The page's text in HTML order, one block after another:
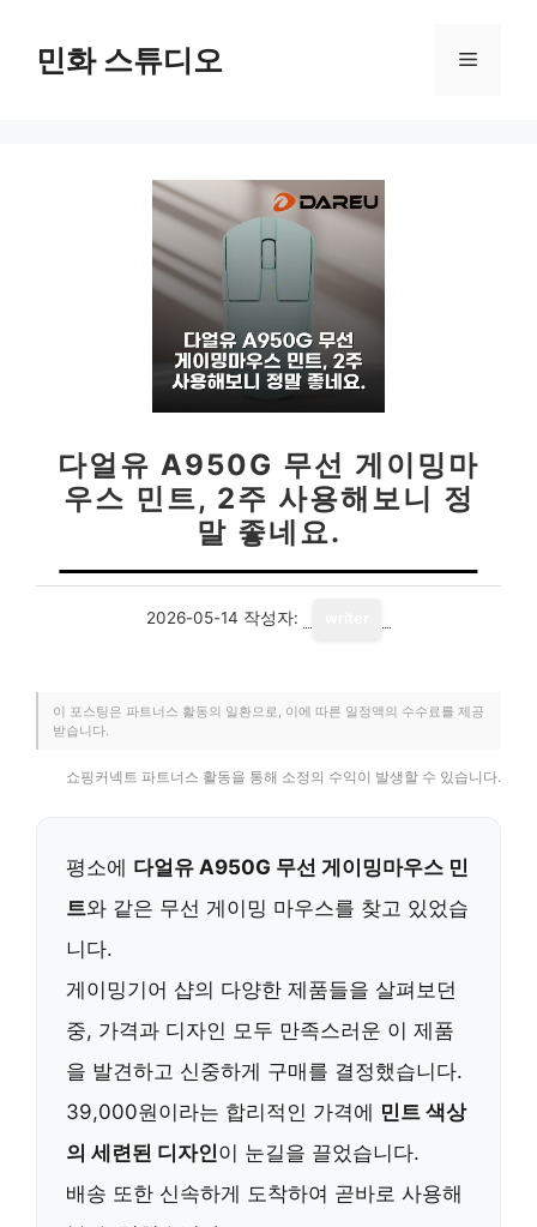
민화 스튜디오 메
다얼유 A950G 무선 게이밍마
우스 민트, 2주 사용해보니 정
말 좋네요.
2026-05-14 작성자:
이 포스팅은 파트너스 활동의 일환으로, 이에 따른 일정액의 수수료를 제공
받습니다.
쇼핑커넥트 파트너스 활동을 통해 소정의 수익이 발생할 수 있습니다.
평소에 다얼유 A950G 무선 게이밍마우스 민
트와 같은 무선 게이밍 마우스를 찾고 있었습
니다.
게이밍기어 샵의 다양한 제품들을 살펴보던
중, 가격과 디자인 모두 만족스러운 이 제품
을 발견하고 신중하게 구매를 결정했습니다.
39,000원이라는 합리적인 가격에 민트 색상
의 세련된 디자인이 눈길을 끌었습니다.
배송 또한 신속하게 도착하여 곧바로 사용해